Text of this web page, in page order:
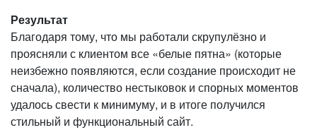
Результат
Благодаря тому, что мы работали скрупулёзно и
проясняли с клиентом все «белые пятна» (которые
неизбежно появляются, если создание происходит не
сначала), количество нестыковок и спорных моментов
удалось свести к минимуму, и в итоге получился
стильный и функциональный сайт.